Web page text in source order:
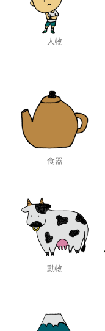
人物
食器
動物